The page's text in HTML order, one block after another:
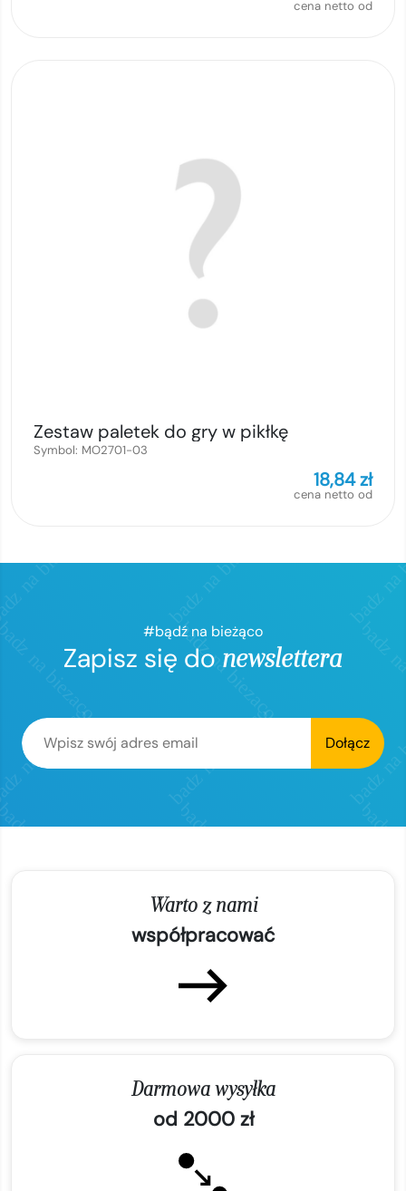
cena netto od
Zestaw paletek do gry w pikłkę
Symbol: MO2701-03
18,84zł
cena netto od
#bądź na bieżąco
Zapisz się do newslettera
Dołącz
Warto z nami
współpracować
Darmowa wysyłka
od 2000 zł